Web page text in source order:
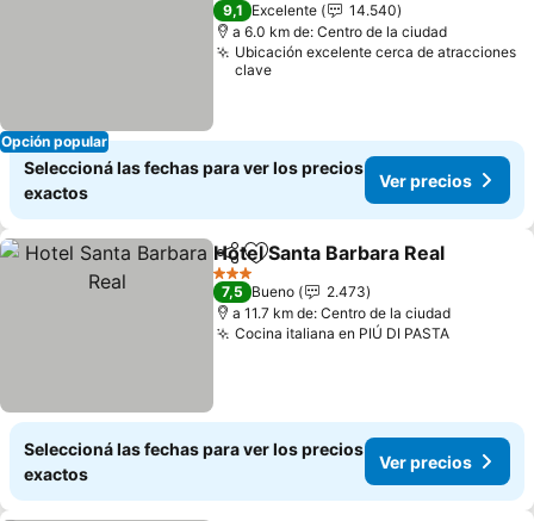
Opción popular
9,1 Excelente
14.540
a 6.0 km de: Centro de la ciudad
Ubicación excelente cerca de atracciones
clave
Seleccioná las fechas para ver los precios
exactos
Ver precios
CompartirAñadir a favoritos
Hotel Santa Barbara Real
3 Estrellas
7,5 Bueno
2.473
a 11.7 km de: Centro de la ciudad
Cocina italiana en PIÚ DI PASTA
Seleccioná las fechas para ver los precios
exactos
Ver precios